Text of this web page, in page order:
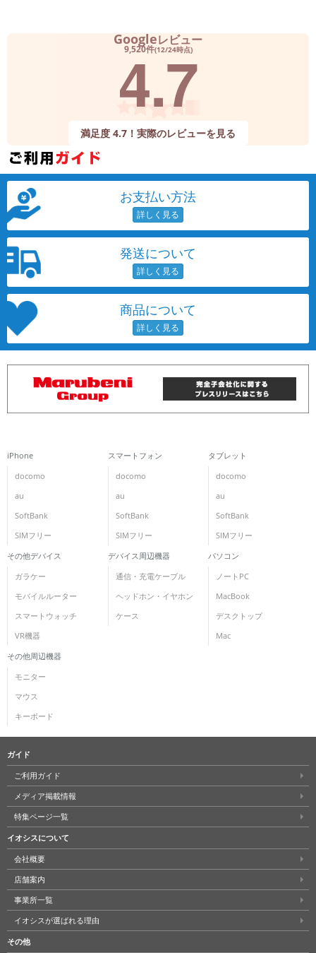
Googleレビュー
9,520件(12/24時点)
4.7
満足度 4.7！実際のレビューを見る
お支払い方法
発送について
商品について
iPhone
docomo
au
SoftBank
SIMフリー
スマートフォン
docomo
au
SoftBank
SIMフリー
タブレット
docomo
au
SoftBank
SIMフリー
その他デバイス
ガラケー
モバイルルーター
スマートウォッチ
VR機器
デバイス周辺機器
通信・充電ケーブル
ヘッドホン・イヤホン
ケース
パソコン
ノートPC
MacBook
デスクトップ
Mac
その他周辺機器
モニター
マウス
キーボード
ガイド
ご利用ガイド
メディア掲載情報
特集ページ一覧
イオシスについて
会社概要
店舗案内
事業所一覧
イオシスが選ばれる理由
その他